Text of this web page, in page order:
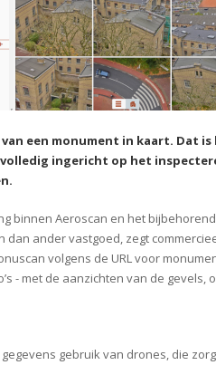
een monument in kaart. Dat
ingericht op het
binnen Aeroscan en het
ander vastgoed, zegt
volgens de URL voor
- met de aanzichten van de gevels,
gebruik van drones, die